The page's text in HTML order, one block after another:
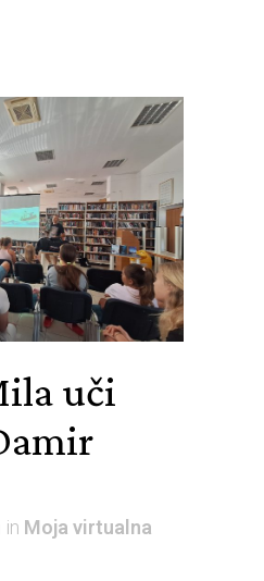
uči
in Moja virtualna